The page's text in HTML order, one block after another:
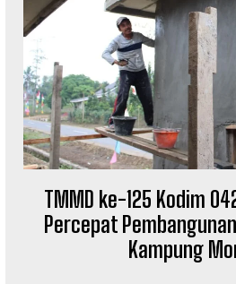
TMMD ke-125 Kodim
Percepat
Kampung